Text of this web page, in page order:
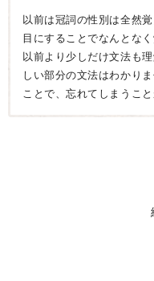
以前は冠詞の性別は全然
目にすることでなんとな
以前より少しだけ文法も
しい部分の文法はわかり
ことで、忘れてしまうこ